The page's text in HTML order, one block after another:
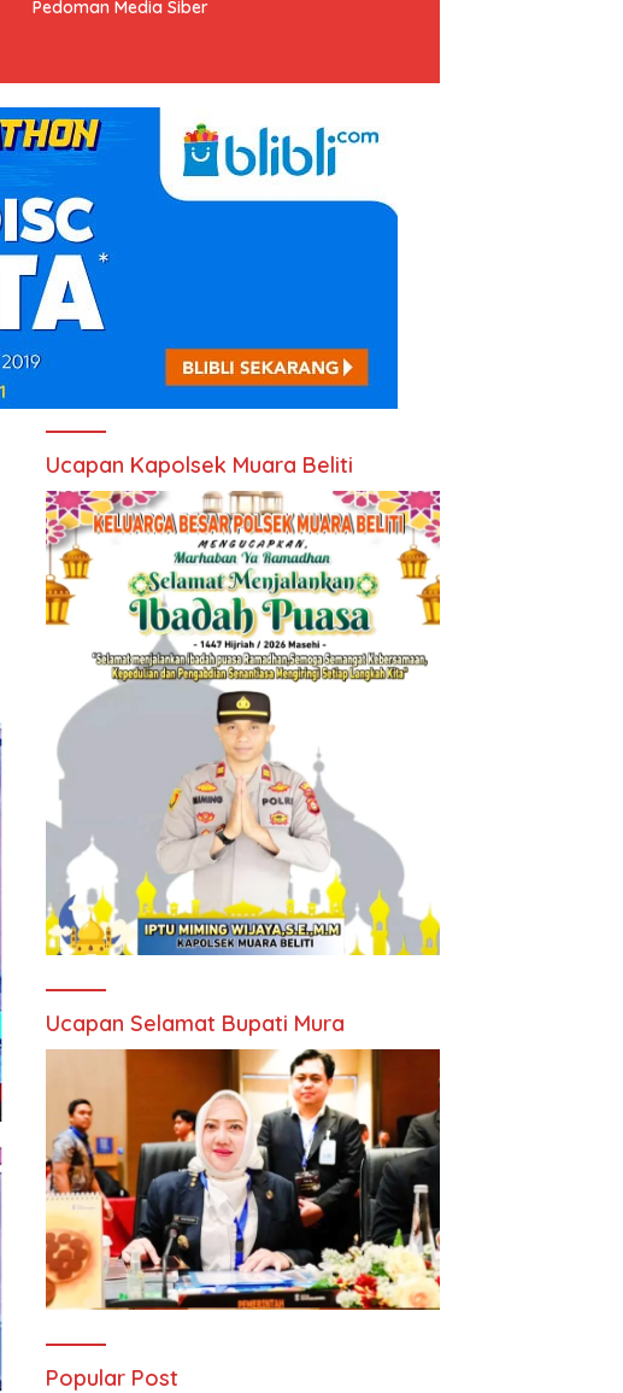
Pedoman Media Siber
Ucapan Kapolsek Muara Beliti
Ucapan Selamat Bupati Mura
Popular Post